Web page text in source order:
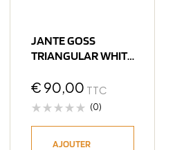
JANTE GOSS
TRIANGULAR WHITE
CB110
€ 90,00 TTC
(0)
AJOUTER